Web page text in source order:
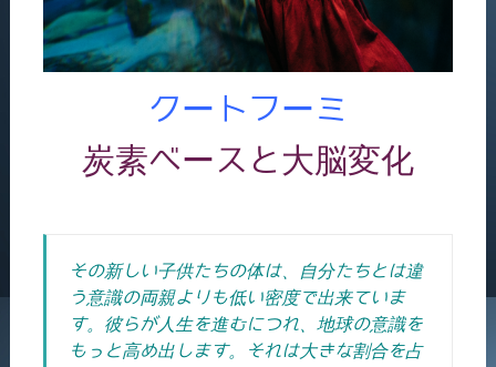
クートフーミ
炭素ベースと大脳変化
その新しい子供たちの体は、自分たちとは違
う意識の両親よりも低い密度で出来ていま
す。彼らが人生を進むにつれ、地球の意識を
もっと高め出します。それは大きな割合を占